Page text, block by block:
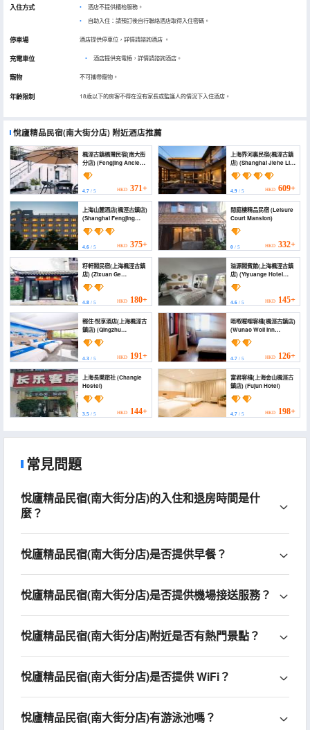
入住方式
酒店不提供櫃枱服務。
自助入住：請預訂後自行聯絡酒店取得入住密碼。
停車場 酒店提供停車位，詳情請諮詢酒店 。
充電車位 • 酒店提供充電樁，詳情請諮詢酒店。
寵物 不可攜帶寵物。
年齡限制 18歲以下的房客不得在沒有家長或監護人的情況下入住酒店。
悅廬精品民宿(南大街分店) 附近酒店推薦
楓涇古鎮橋灣民宿(南大街
分店) (Fengjing Ancient
Town Qiaowan
Homestay (South
Street))
4.7 / 5 HKD 371+
上海界河裏民宿(楓涇古鎮
店) (Shanghai Jiehe Li
Homestay)
4.9/ 5 HKD 609+
上海山麓酒店(楓涇古鎮店)
(Shanghai Fengjing
Ancient Town Shanlu
Hotel)
4.6 / 5 HKD 375+
閒庭樓精品民宿 (Leisure
Court Mansion)
0/ 5 HKD 332+
籽軒閣民宿(上海楓涇古鎮
店) (Zixuan Ge
Homestay (Shanghai
Fengjing Ancient Town
Store))
4.8 / 5 HKD 180+
溢源閣賓館(上海楓涇古鎮
店) (Yiyuange Hotel
(Shanghai Fengjing
Ancient Town))
4.6/ 5 HKD 145+
輕住·悅享酒店(上海楓涇古
鎮店) (Qingzhu
Yuexiang Hotel
(Shanghai Fengjing
Ancient Town))
4.3 / 5 HKD 191+
唔呶喔哩客棧(楓涇古鎮店)
(Wunao Woli Inn
(Fengjing Ancient Town
Branch))
4.7/ 5 HKD 126+
上海長樂旅社 (Changle
Hostel)
3.5 / 5 HKD 144+
富君客棧(上海金山楓涇古
鎮店) (Fujun Hotel)
4.7/ 5 HKD 198+
常見問題
悅廬精品民宿(南大街分店)的入住和退房時間是什
麼？
悅廬精品民宿(南大街分店)是否提供早餐？
悅廬精品民宿(南大街分店)是否提供機場接送服務？
悅廬精品民宿(南大街分店)附近是否有熱門景點？
悅廬精品民宿(南大街分店)是否提供 WiFi？
悅廬精品民宿(南大街分店)有游泳池嗎？